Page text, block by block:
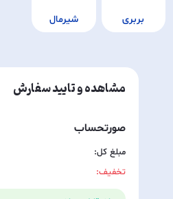
بربری شیرمال
مشاهده و تایید سفارش
صورتحساب
مبلغ کل:
تخفیف: